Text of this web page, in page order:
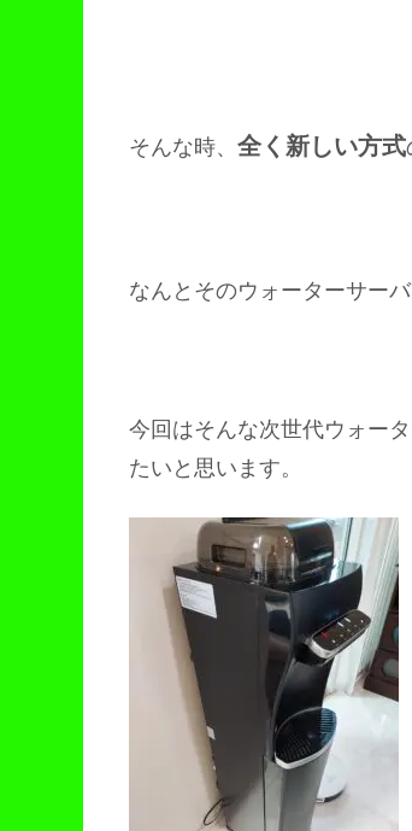
そんな時、 全く新しい方式
なんとそのウォーターサー
今回はそんな次世代ウォー
たいと思います。